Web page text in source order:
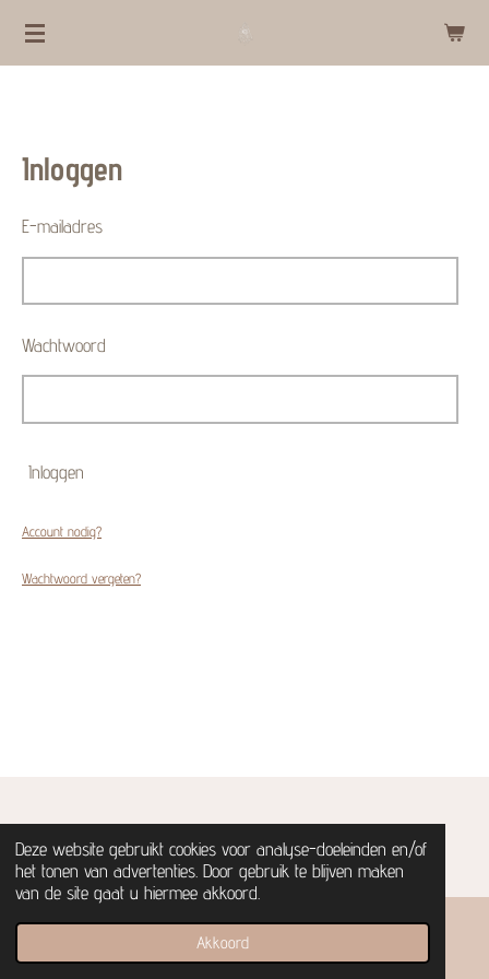
Deze website gebruikt cookies voor analyse-doeleinden en/of
het tonen van advertenties. Door gebruik te blijven maken
van de site gaat u hiermee akkoord.
Akkoord
Ga
hoofdinhoud
Inloggen
E-mailadres
Wachtwoord
Inloggen
Account nodig?
Wachtwoord vergeten?
© Gaia's circle | 2026